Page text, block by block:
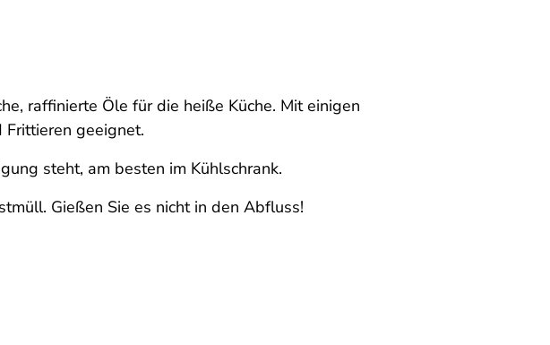
raffinierte Öle für die heiße Küche. Mit einigen
Frittieren geeignet.
steht, am besten im Kühlschrank.
Gießen Sie es nicht in den Abfluss!